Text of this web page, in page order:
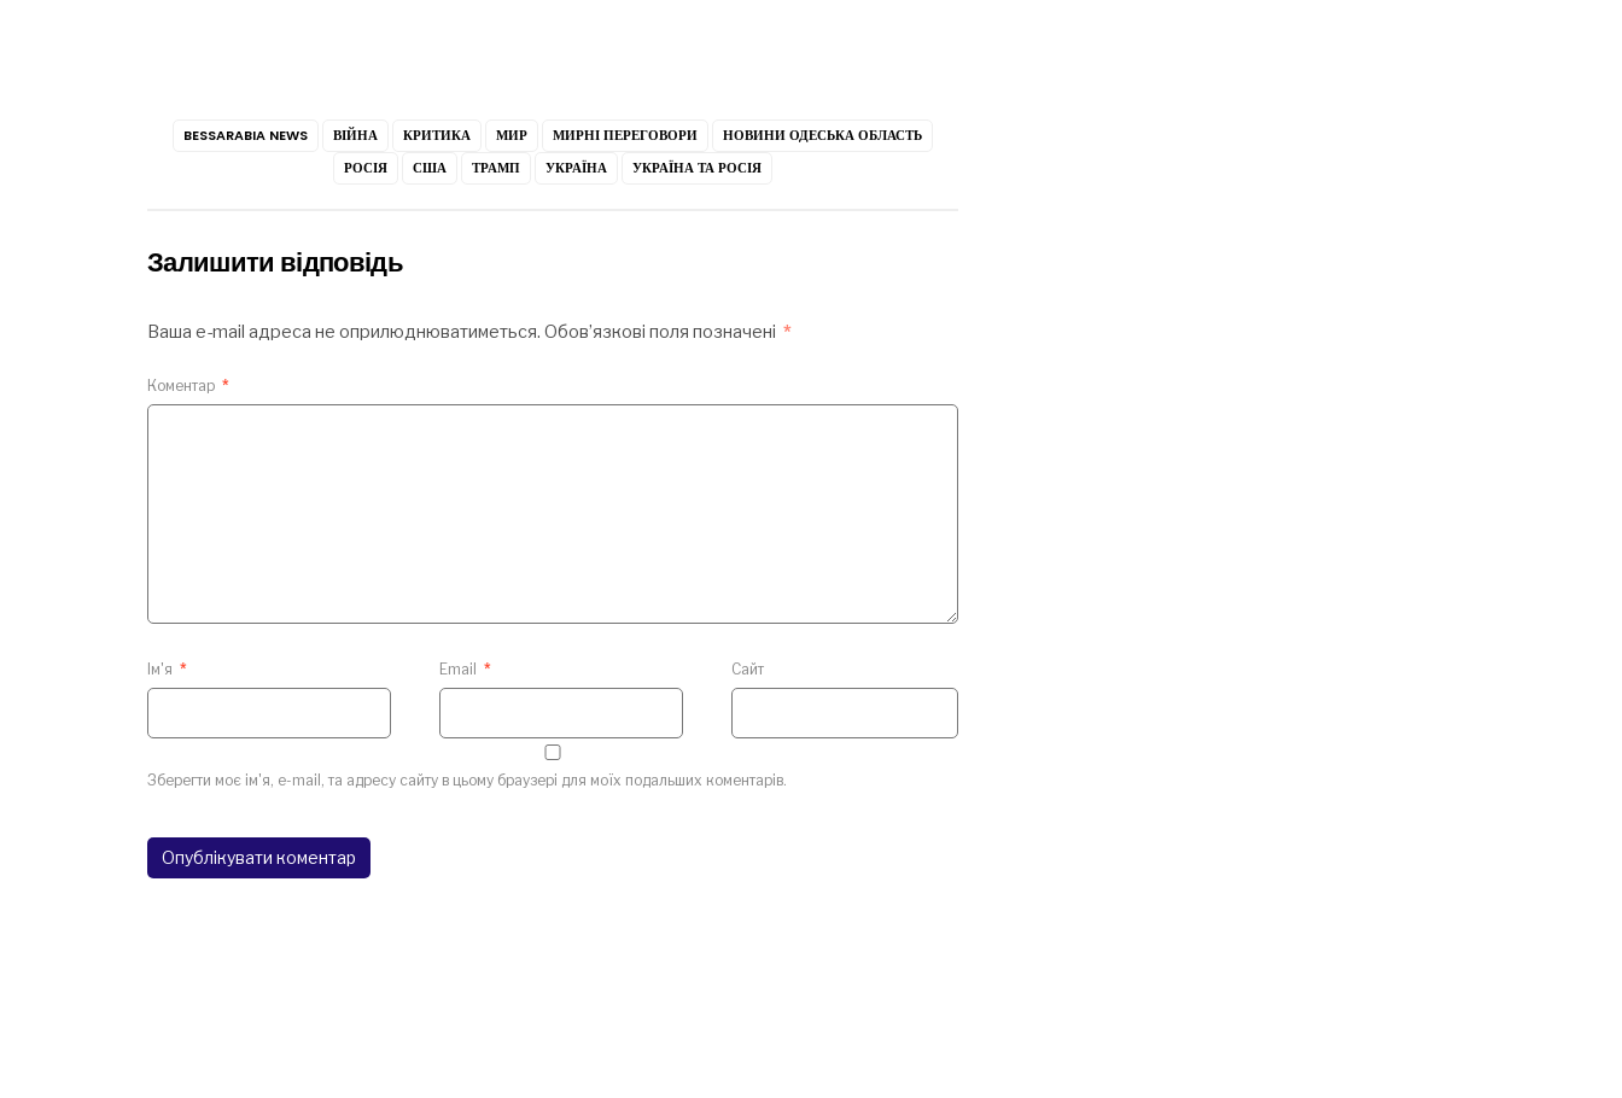
BESSARABIA NEWS ВІЙНА КРИТИКА МИР МИРНІ ПЕРЕГОВОРИ
НОВИНИ ОДЕСЬКА ОБЛАСТЬ
РОСІЯ
США ТРАМП УКРАЇНА УКРАЇНА ТА РОСІЯ
Залишити відповідь
Ваша e-mail адреса не оприлюднюватиметься. Обов’язкові поля позначені *
Коментар *
Ім'я * Email * Сайт
Зберегти моє ім'я, e-mail, та адресу сайту в цьому браузері для моїх подальших коментарів.